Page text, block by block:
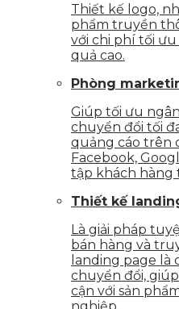
Thiết kế logo,
phẩm truyền
với chi phí tối
quả cao.
Phòng
Giúp tối ưu
chuyển đổi tối
quảng cáo trên
Facebook,
tập khách hàng
Thiết kế
Là giải pháp
bán hàng và
landing page là
chuyển đổi,
cận với sản
nghiệp